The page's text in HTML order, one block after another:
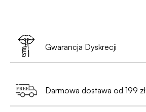
Gwarancja Dyskrecji
•
Darmowa dostawa od 199 zł